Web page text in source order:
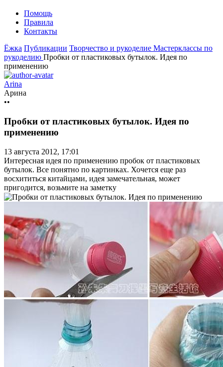
Помощь
Правила
Контакты
Ёжка Публикации Творчество и рукоделие Мастерклассы по
рукоделию Пробки от пластиковых бутылок. Идея по
применению
Arina
Арина
••
Пробки от пластиковых бутылок. Идея по
применению
13 августа 2012, 17:01
Интересная идея по применению пробок от пластиковых
бутылок. Все понятно по картинках. Хочется еще раз
восхититься китайцами, идея замечательная, может
пригодится, возьмите на заметку